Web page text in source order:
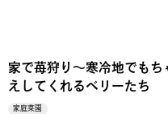
家で苺狩り～寒冷地でもち
えしてくれるベリーたち
家庭菜園